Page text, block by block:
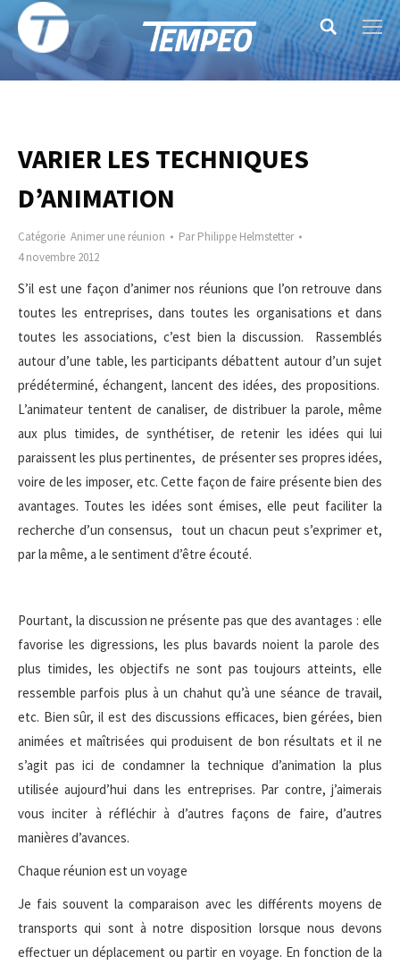
Search:
VARIER LES TECHNIQUES
D’ANIMATION
Catégorie Animer une réunion ParPhilippe Helmstetter
4 novembre 2012
S’il est une façon d’animer nos réunions que l’on retrouve dans
toutes les entreprises, dans toutes les organisations et dans
toutes les associations, c’est bien la discussion. Rassemblés
autour d’une table, les participants débattent autour d’un sujet
prédéterminé, échangent, lancent des idées, des propositions.
L’animateur tentent de canaliser, de distribuer la parole, même
aux plus timides, de synthétiser, de retenir les idées qui lui
paraissent les plus pertinentes, de présenter ses propres idées,
voire de les imposer, etc. Cette façon de faire présente bien des
avantages. Toutes les idées sont émises, elle peut faciliter la
recherche d’un consensus, tout un chacun peut s’exprimer et,
par la même, a le sentiment d’être écouté.
Pourtant, la discussion ne présente pas que des avantages : elle
favorise les digressions, les plus bavards noient la parole des
plus timides, les objectifs ne sont pas toujours atteints, elle
ressemble parfois plus à un chahut qu’à une séance de travail,
etc. Bien sûr, il est des discussions efficaces, bien gérées, bien
animées et maîtrisées qui produisent de bon résultats et il ne
s’agit pas ici de condamner la technique d’animation la plus
utilisée aujourd’hui dans les entreprises. Par contre, j’aimerais
vous inciter à réfléchir à d’autres façons de faire, d’autres
manières d’avances.
Chaque réunion est un voyage
Je fais souvent la comparaison avec les différents moyens de
transports qui sont à notre disposition lorsque nous devons
effectuer un déplacement ou partir en voyage. En fonction de la